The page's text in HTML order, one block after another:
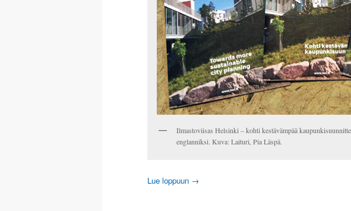
Ilmastoviisas Helsinki – kohti kestävämpää
englanniksi. Kuva: Laituri, Pia Läspä.
Lue loppuun →